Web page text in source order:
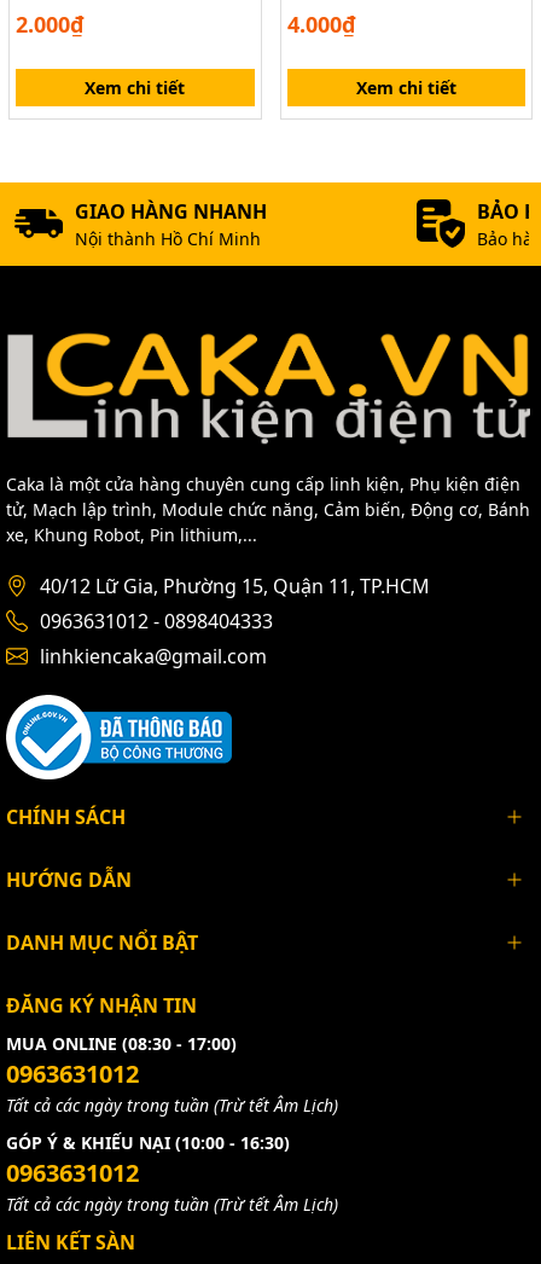
2.000₫
Xem chi tiết
4.000₫
Xem chi tiết
GIAO HÀNG NHANH
Nội thành Hồ Chí Minh
BẢO
Bảo
Caka là một cửa hàng chuyên cung cấp linh kiện, Phụ kiện điện
tử, Mạch lập trình, Module chức năng, Cảm biến, Động cơ, Bánh
xe, Khung Robot, Pin lithium,...
40/12 Lữ Gia, Phường 15, Quận 11, TP.HCM
0963631012 - 0898404333
linhkiencaka@gmail.com
CHÍNH SÁCH
HƯỚNG DẪN
DANH MỤC NỔI BẬT
ĐĂNG KÝ NHẬN TIN
MUA ONLINE (08:30 - 17:00)
0963631012
Tất cả các ngày trong tuần (Trừ tết Âm Lịch)
GÓP Ý & KHIẾU NẠI (10:00 - 16:30)
0963631012
Tất cả các ngày trong tuần (Trừ tết Âm Lịch)
LIÊN KẾT SÀN